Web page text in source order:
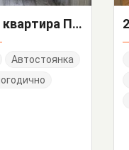
1-комнатная квартира Партизанская 10
Автостоянка